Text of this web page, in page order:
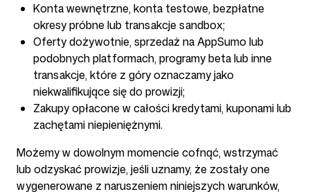
Konta wewnętrzne, konta testowe, bezpłatne
okresy próbne lub transakcje sandbox;
Oferty dożywotnie, sprzedaż na AppSumo lub
podobnych platformach, programy beta lub inne
transakcje, które z góry oznaczamy jako
niekwalifikujące się do prowizji;
Zakupy opłacone w całości kredytami, kuponami lub
zachętami niepieniężnymi.
Możemy w dowolnym momencie cofnąć, wstrzymać
lub odzyskać prowizje, jeśli uznamy, że zostały one
wygenerowane z naruszeniem niniejszych warunków,